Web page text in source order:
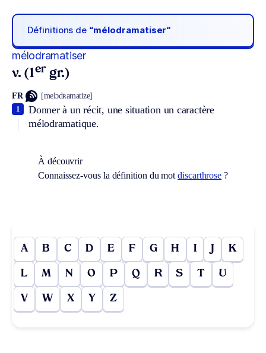
Définitions de “mélodramatiser“
mélodramatiser
v. (1er gr.)
FR [melɔdʀamatize]
Donner à un récit, une situation un caractère
mélodramatique.
1
À découvrir
Connaissez-vous la définition du motdiscarthrose ?
A B C D E F G H I J K
L M N O P Q R S T U
V W X Y Z